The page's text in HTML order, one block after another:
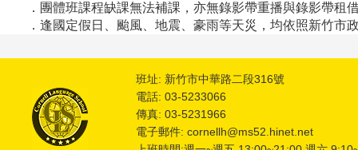
．團體班課程缺課無法補課，亦無錄影帶重播與錄影帶租
．逢國定假日
颱風、地震、豪雨等天災，均依照新竹市
班址: 新竹市中華路二段316號
電話: 03-5233066
傳真: 03-5231966
電子郵件: cornellh@ms52.hinet.net